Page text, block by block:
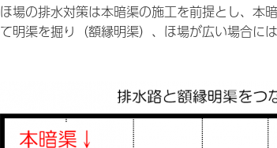
ほ場の排水対策は本暗渠の施工を前提とし、本
て明渠を掘り（額縁明渠）、ほ場が広い場合に